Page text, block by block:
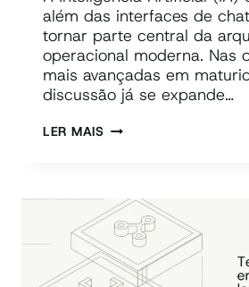
além das interfaces de
tornar parte central da
operacional moderna. Nas
mais avançadas em
discussão já se expande…
LER MAISTENDÊNCIAS
PARA
2026